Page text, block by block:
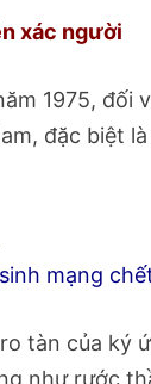
xác người
1975, đối
đặc biệt
mạng
tàn của ký
như rước